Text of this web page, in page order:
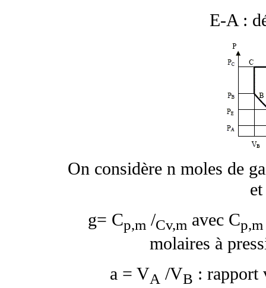
E-A :
On considère n moles de
g= Cp,m /Cv,m avec Cp,m
molaires à
a= VA /VB : rapport